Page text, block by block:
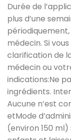
Durée de
plus d’une
médecin. Si
clarification de
médecin ou
indications:Ne
ingrédients.
Aucune n’est
etMode
(environ 150